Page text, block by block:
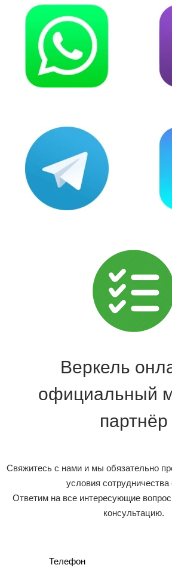
Веркель
официальный
партнёр
Свяжитесь с нами и мы обязательно
условия сотрудничества
Ответим на все интересующие
консультацию.
Телефон